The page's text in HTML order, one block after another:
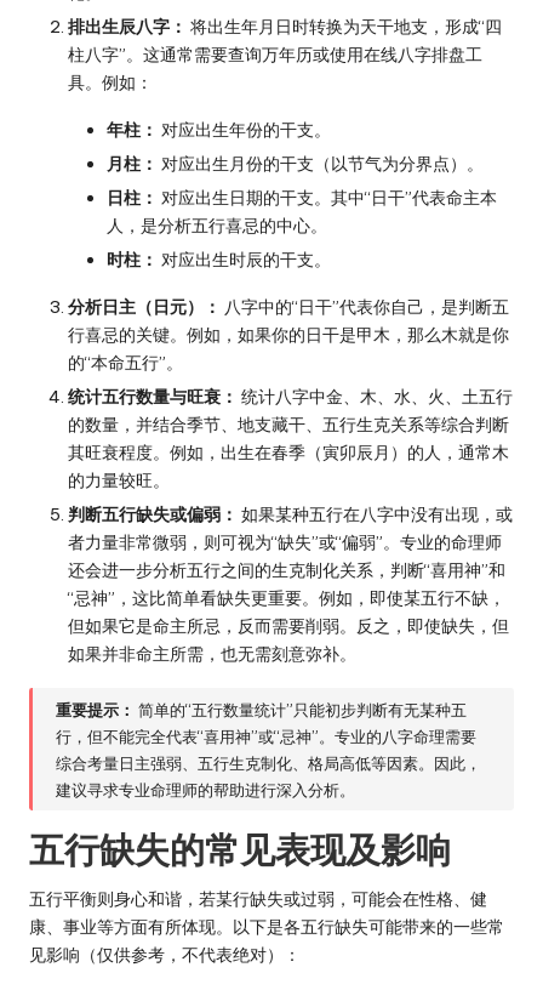
排出生辰八字： 将出生年月日时转换为天干地支，形成“四
柱八字”。这通常需要查询万年历或使用在线八字排盘工
具。例如：
年柱： 对应出生年份的干支。
月柱： 对应出生月份的干支（以节气为分界点）。
日柱： 对应出生日期的干支。其中“日干”代表命主本
人，是分析五行喜忌的中心。
时柱： 对应出生时辰的干支。
分析日主（日元）： 八字中的“日干”代表你自己，是判断五
行喜忌的关键。例如，如果你的日干是甲木，那么木就是你
的“本命五行”。
统计五行数量与旺衰： 统计八字中金、木、水、火、土五行
的数量，并结合季节、地支藏干、五行生克关系等综合判断
其旺衰程度。例如，出生在春季（寅卯辰月）的人，通常木
的力量较旺。
判断五行缺失或偏弱： 如果某种五行在八字中没有出现，或
者力量非常微弱，则可视为“缺失”或“偏弱”。专业的命理师
还会进一步分析五行之间的生克制化关系，判断“喜用神”和
“忌神”，这比简单看缺失更重要。例如，即使某五行不缺，
但如果它是命主所忌，反而需要削弱。反之，即使缺失，但
如果并非命主所需，也无需刻意弥补。
重要提示： 简单的“五行数量统计”只能初步判断有无某种五
行，但不能完全代表“喜用神”或“忌神”。专业的八字命理需要
综合考量日主强弱、五行生克制化、格局高低等因素。因此，
建议寻求专业命理师的帮助进行深入分析。
五行缺失的常见表现及影响
五行平衡则身心和谐，若某行缺失或过弱，可能会在性格、健
康、事业等方面有所体现。以下是各五行缺失可能带来的一些常
见影响（仅供参考，不代表绝对）：